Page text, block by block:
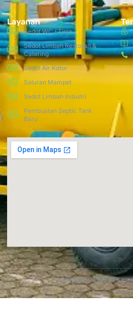
Layanan
Sedot WC / Tinja
Sedot Limbah Restoran &
Catering
Sedot Air Kotor
Saluran Mampet
Sedot Limbah Industri
Pembuatan Septic Tank
Baru
Copyright © 2025 PT